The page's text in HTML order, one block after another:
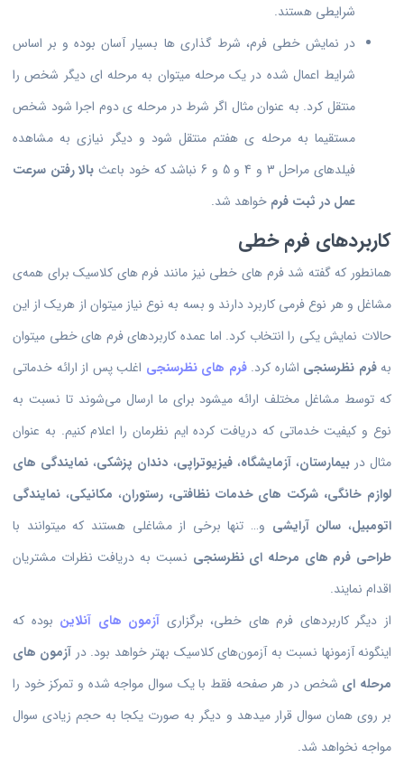
شرایطی هستند.
در نمایش خطی فرم، شرط گذاری ها بسیار آسان بوده و بر اساس
شرایط اعمال شده در یک مرحله میتوان به مرحله ای دیگر شخص را
منتقل کرد. به عنوان مثال اگر شرط در مرحله ی دوم اجرا شود شخص
مستقیما به مرحله ی هفتم منتقل شود و دیگر نیازی به مشاهده
فیلدهای مراحل 3 و 4 و 5 و 6 نباشد که خود باعث
بالا رفتن سرعت
عمل در ثبت فرم خواهد شد.
کاربردهای فرم خطی
همانطور که گفته شد فرم های خطی نیز مانند فرم های کلاسیک برای همه‌ی
مشاغل و هر نوع فرمی کاربرد دارند و بسه به نوع نیاز میتوان از هریک از این
حالات نمایش یکی را انتخاب کرد. اما عمده کاربردهای فرم های خطی میتوان
بهفرم نظرسنجی اشاره کرد.فرم های نظرسنجی اغلب پس از ارائه خدماتی
که توسط مشاغل مختلف ارائه میشود برای ما ارسال می‌شوند تا نسبت به
نوع و کیفیت خدماتی که دریافت کرده ایم نظرمان را اعلام کنیم. به عنوان
مثال دربیمارستان،آزمایشگاه،فیزیوتراپی، دندان پزشکی، نمایندگی های
لوازم خانگی، شرکت های خدمات نظافتی، رستوران، مکانیکی، نمایندگی
اتومبیل، سالن آرایشی و… تنها برخی از مشاغلی هستند که میتوانند با
طراحی فرم های مرحله ای نظرسنجی نسبت به دریافت نظرات مشتریان
اقدام نمایند.
از دیگر کاربردهای فرم های خطی، برگزاری آزمون های آنلاین بوده که
اینگونه آزمونها نسبت به آزمون‌های کلاسیک بهتر خواهد بود. در آزمون های
مرحله ای شخص در هر صفحه فقط با یک سوال مواجه شده و تمرکز خود را
بر روی همان سوال قرار میدهد و دیگر به صورت یکجا به حجم زیادی سوال
مواجه نخواهد شد.